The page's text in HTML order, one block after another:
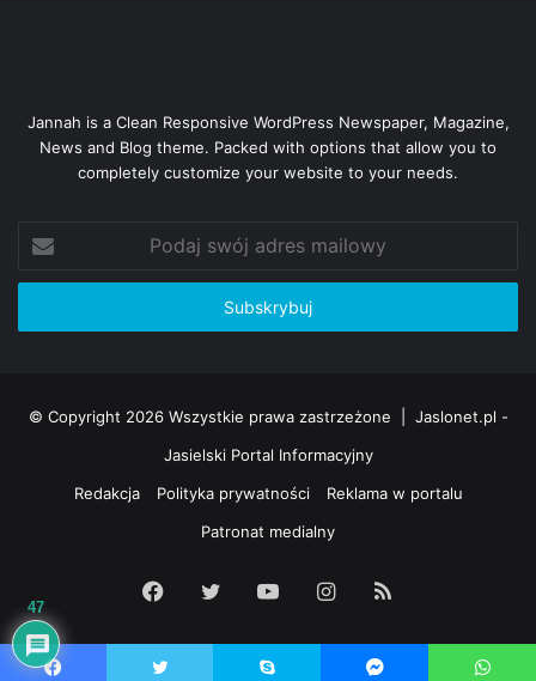
Jannah is a Clean Responsive WordPress Newspaper, Magazine,
News and Blog theme. Packed with options that allow you to
completely customize your website to your needs.
swój
adres
© Copyright 2026 Wszystkie prawa zastrzeżone | Jaslonet.pl -
Jasielski Portal Informacyjny
Redakcja
Polityka prywatności
Reklama w portalu
Patronat medialny
Facebook
Twitter YouTubeInstagram
47